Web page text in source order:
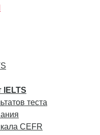
IELTS
теста
CEFR